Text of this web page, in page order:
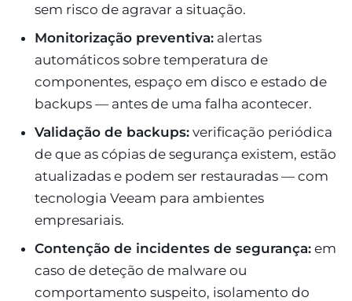
sem risco de agravar a situação.
Monitorização preventiva: alertas
automáticos sobre temperatura de
componentes, espaço em disco e estado de
backups — antes de uma falha acontecer.
Validação de backups: verificação periódica
de que as cópias de segurança existem, estão
atualizadas e podem ser restauradas — com
tecnologia Veeam para ambientes
empresariais.
Contenção de incidentes de segurança: em
caso de deteção de malware ou
comportamento suspeito, isolamento do